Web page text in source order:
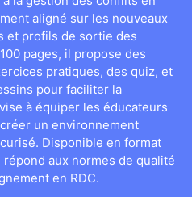
aligné sur les nouveaux
et profils de sortie des
pages, il propose des
pratiques, des quiz, et
pour faciliter la
à équiper les éducateurs
un environnement
Disponible en format
aux normes de qualité
en RDC.